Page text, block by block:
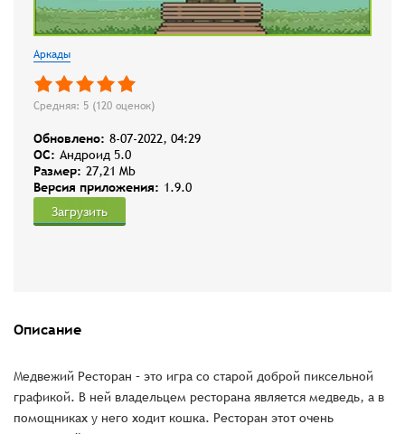
Аркады
Средняя: 5 (120 оценок)
Обновлено: 8-07-2022, 04:29
OC: Андроид 5.0
Размер: 27,21 Mb
Версия приложения: 1.9.0
Загрузить
Описание
Медвежий Ресторан – это игра со старой доброй пиксельной
графикой. В ней владельцем ресторана является медведь, а в
помощниках у него ходит кошка. Ресторан этот очень